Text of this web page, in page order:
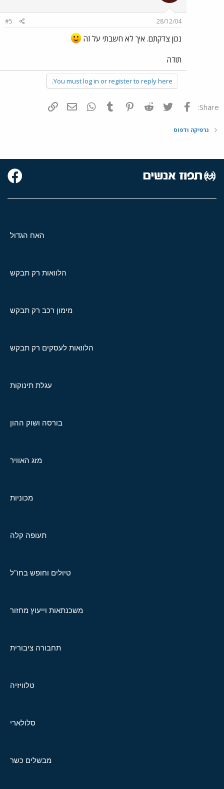
28/12/04
#5
נכון צדקתם. איך לא חשבתי על זה
תודה
You must log in or register to reply here.
Share: פייסבוק Twitter
Reddit
Pinterest
Tumblr
WhatsAppדואר אלקטרוני
גרפיקה ודפוס
האח הגדול
הלוואות רק תבקש
מימון רכב רק תבקש
הלוואות לעסקים רק תבקש
עגלת תינוקות
בורסה ושוק ההון
מזג האוויר
מכוניות
תעופה קלה
טיולים וחופש בחו"ל
משכנתאות וייעוץ מחזור
תחבורה ציבורית
טלוויזיה
סלולארי
מבשלים כשר